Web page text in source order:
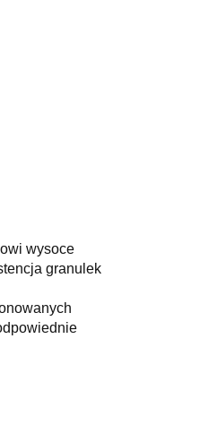
wysoce
granulek